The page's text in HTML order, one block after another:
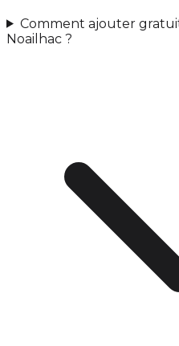
Comment ajouter
Noailhac ?